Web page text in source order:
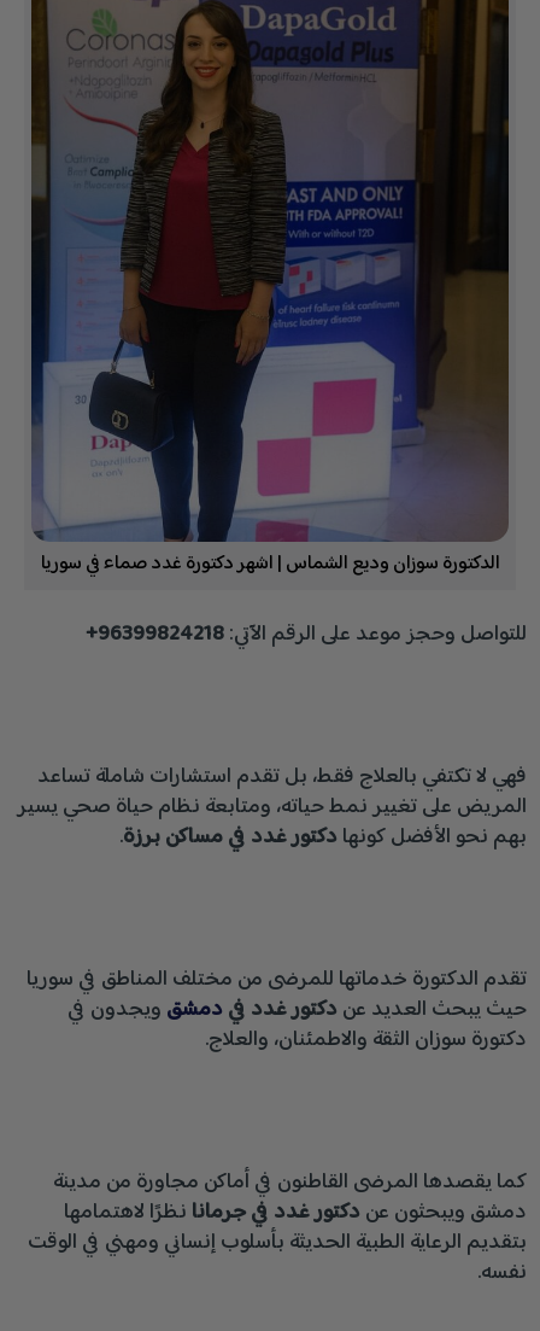
الدكتورة سوزان وديع الشماس | اشهر دكتورة غدد صماء في سوريا
للتواصل وحجز موعد على الرقم الآتي:96399824218+
فهي لا تكتفي بالعلاج فقط، بل تقدم استشارات شاملة تساعد
المريض على تغيير نمط حياته، ومتابعة نظام حياة صحي يسير
بهم نحو الأفضل كونها دكتور غدد في مساكن برزة.
تقدم الدكتورة خدماتها للمرضى من مختلف المناطق في سوريا
حيث يبحث العديد عن دكتور غدد في دمشق ويجدون في
دكتورة سوزان الثقة والاطمئنان، والعلاج.
كما يقصدها المرضى القاطنون في أماكن مجاورة من مدينة
دمشق ويبحثون عن دكتور غدد في جرمانا نظرًا لاهتمامها
بتقديم الرعاية الطبية الحديثة بأسلوب إنساني ومهني في الوقت
نفسه.